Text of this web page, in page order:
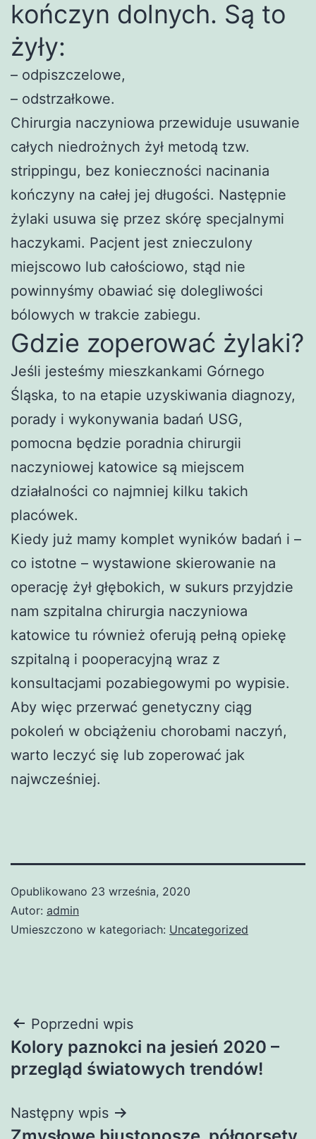
kończyn dolnych. Są to
żyły:
– odpiszczelowe,
– odstrzałkowe.
Chirurgia naczyniowa przewiduje usuwanie
całych niedrożnych żył metodą tzw.
strippingu, bez konieczności nacinania
kończyny na całej jej długości. Następnie
żylaki usuwa się przez skórę specjalnymi
haczykami. Pacjent jest znieczulony
miejscowo lub całościowo, stąd nie
powinnyśmy obawiać się dolegliwości
bólowych w trakcie zabiegu.
Gdzie zoperować żylaki?
Jeśli jesteśmy mieszkankami Górnego
Śląska, to na etapie uzyskiwania diagnozy,
porady i wykonywania badań USG,
pomocna będzie poradnia chirurgii
naczyniowej katowice są miejscem
działalności co najmniej kilku takich
placówek.
Kiedy już mamy komplet wyników badań i –
co istotne – wystawione skierowanie na
operację żył głębokich, w sukurs przyjdzie
nam szpitalna chirurgia naczyniowa
katowice tu również oferują pełną opiekę
szpitalną i pooperacyjną wraz z
konsultacjami pozabiegowymi po wypisie.
Aby więc przerwać genetyczny ciąg
pokoleń w obciążeniu chorobami naczyń,
warto leczyć się lub zoperować jak
najwcześniej.
Opublikowano 23 września, 2020
Autor: admin
Umieszczono w kategoriach: Uncategorized
Nawigacja
wpisu
Poprzedni wpis
Kolory paznokci na jesień 2020 –
przegląd światowych trendów!
Następny wpis